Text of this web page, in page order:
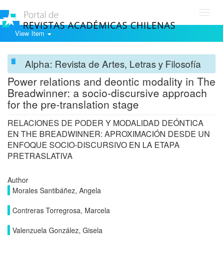
View Item
Alpha: Revista de Artes, Letras y Filosofía
Power relations and deontic modality in The
Breadwinner: a socio-discursive approach
for the pre-translation stage
RELACIONES DE PODER Y MODALIDAD DEÓNTICA
EN THE BREADWINNER: APROXIMACIÓN DESDE UN
ENFOQUE SOCIO-DISCURSIVO EN LA ETAPA
PRETRASLATIVA
Author
Morales Santibáñez, Angela
Contreras Torregrosa, Marcela
Valenzuela González, Gisela